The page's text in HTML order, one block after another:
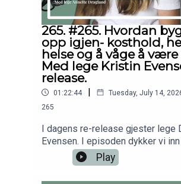
helsepersonell hvis du har
medisinsk tilstand.
265. #265. Hvordan
opp igjen- kosthold,
helse og å våge å være
Med lege Kristin
release.
01:22:44 | Tuesday, July 14,
265
I dagens re-release gjester lege
Evensen. I episoden dykker vi
ernæring til hvordan vi kan bygge
sykdom, hva som kan bidra til å
Play